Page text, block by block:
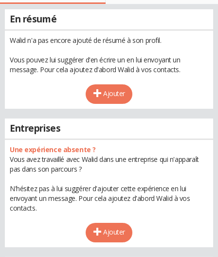
En résumé
Walid n'a pas encore ajouté de résumé à son profil.
Vous pouvez lui suggérer d'en écrire un en lui envoyant un
message. Pour cela ajoutez d'abord Walid à vos contacts.
Ajouter
Entreprises
Une expérience absente ?
Vous avez travaillé avec Walid dans une entreprise qui n'apparaît
pas dans son parcours ?
N'hésitez pas à lui suggérer d'ajouter cette expérience en lui
envoyant un message. Pour cela ajoutez d'abord Walid à vos
contacts.
Ajouter